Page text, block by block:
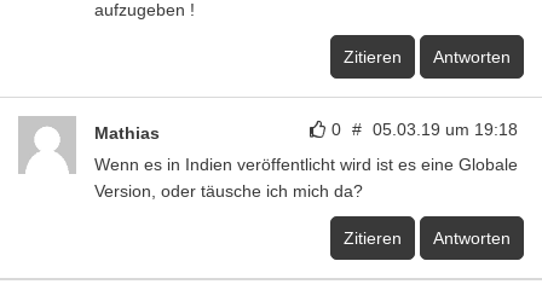
aufzugeben !
Zitieren Antworten
0 # 05.03.19 um 19:18
Mathias
Wenn es in Indien veröffentlicht wird ist es eine Globale
Version, oder täusche ich mich da?
Zitieren Antworten